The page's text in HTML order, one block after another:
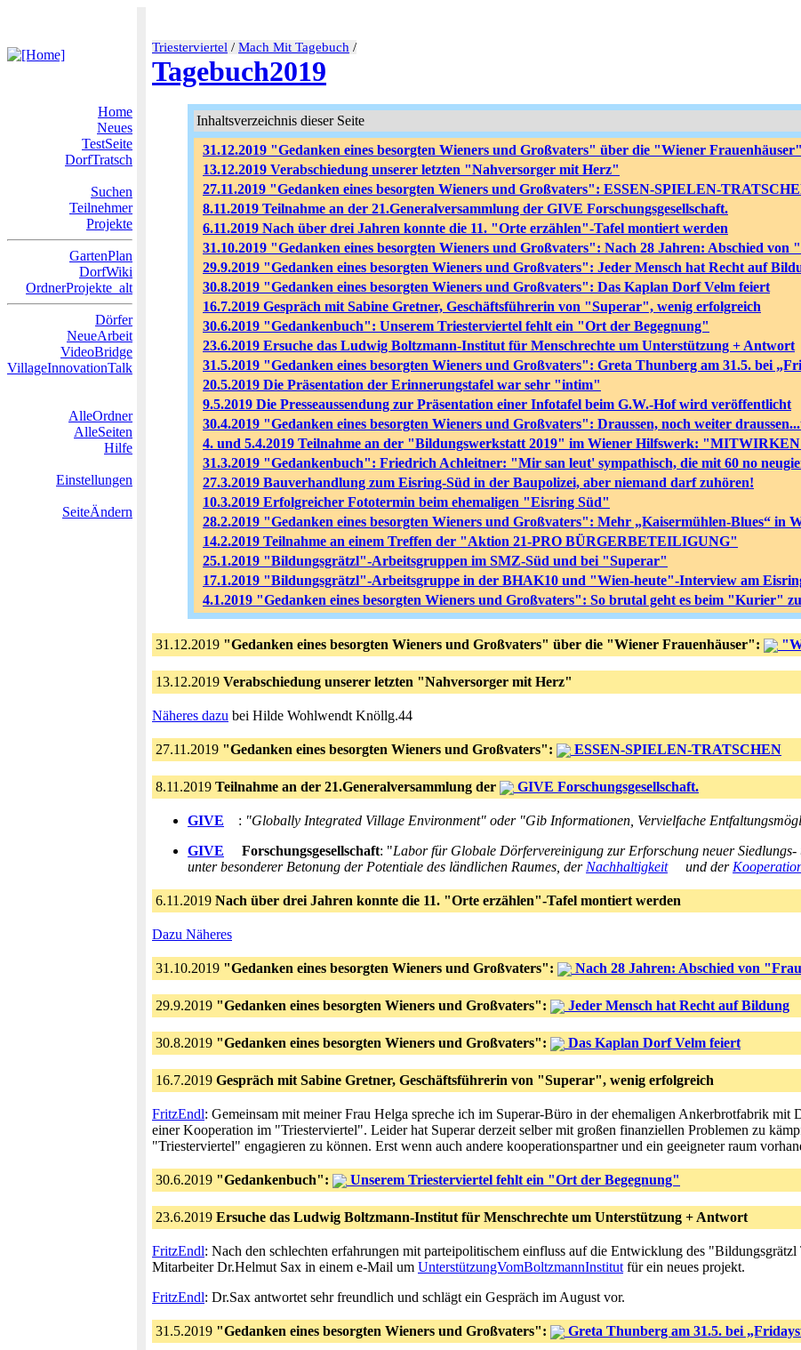
Triesterviertel / Mach Mit Tagebuch /
Tagebuch2019
Home
Neues
TestSeite
DorfTratsch
Suchen
Teilnehmer
Projekte
GartenPlan
DorfWiki
OrdnerProjekte_alt
Dörfer
NeueArbeit
VideoBridge
VillageInnovationTalk
AlleOrdner
AlleSeiten
Hilfe
Einstellungen
SeiteÄndern
Inhaltsverzeichnis dieser Seite
31.12.2019 "Gedanken eines besorgten Wieners und Großvaters" über die "Wiener
13.12.2019 Verabschiedung unserer letzten "Nahversorger mit Herz"
27.11.2019 "Gedanken eines besorgten Wieners und Großvaters": ESSEN-SPIELEN-
8.11.2019 Teilnahme an der 21.Generalversammlung der GIVE Forschungsgesellschaft.
6.11.2019 Nach über drei Jahren konnte die 11. "Orte erzählen"-Tafel montiert werden
31.10.2019 "Gedanken eines besorgten Wieners und Großvaters": Nach 28 Jahren: Abschied
29.9.2019 "Gedanken eines besorgten Wieners und Großvaters": Jeder Mensch hat Recht auf
30.8.2019 "Gedanken eines besorgten Wieners und Großvaters": Das Kaplan Dorf Velm feiert
16.7.2019 Gespräch mit Sabine Gretner, Geschäftsführerin von "Superar", wenig erfolgreich
30.6.2019 "Gedankenbuch": Unserem Triesterviertel fehlt ein "Ort der Begegnung"
23.6.2019 Ersuche das Ludwig Boltzmann-Institut für Menschrechte um Unterstützung + Antwort
31.5.2019 "Gedanken eines besorgten Wieners und Großvaters": Greta Thunberg am 31.5. bei
20.5.2019 Die Präsentation der Erinnerungstafel war sehr "intim"
9.5.2019 Die Presseaussendung zur Präsentation einer Infotafel beim G.W.-Hof wird veröffentlicht
30.4.2019 "Gedanken eines besorgten Wieners und Großvaters": Draussen, noch weiter
4. und 5.4.2019 Teilnahme an der "Bildungswerkstatt 2019" im Wiener Hilfswerk:
31.3.2019 "Gedankenbuch": Friedrich Achleitner: "Mir san leut' sympathisch, die mit 60 no
27.3.2019 Bauverhandlung zum Eisring-Süd in der Baupolizei, aber niemand darf zuhören!
10.3.2019 Erfolgreicher Fototermin beim ehemaligen "Eisring Süd"
28.2.2019 "Gedanken eines besorgten Wieners und Großvaters": Mehr „Kaisermühlen-Blues“ in
14.2.2019 Teilnahme an einem Treffen der "Aktion 21-PRO BÜRGERBETEILIGUNG"
25.1.2019 "Bildungsgrätzl"-Arbeitsgruppen im SMZ-Süd und bei "Superar"
17.1.2019 "Bildungsgrätzl"-Arbeitsgruppe in der BHAK10 und "Wien-heute"-Interview am
4.1.2019 "Gedanken eines besorgten Wieners und Großvaters": So brutal geht es beim "Kurier" zu
31.12.2019 "Gedanken eines besorgten Wieners und Großvaters" über die "Wiener Frauenhäuser":
13.12.2019 Verabschiedung unserer letzten "Nahversorger mit Herz"
Näheres dazu bei Hilde Wohlwendt Knöllg.44
27.11.2019 "Gedanken eines besorgten Wieners und Großvaters": ESSEN-SPIELEN-TRATSCHEN
8.11.2019 Teilnahme an der 21.Generalversammlung der GIVE Forschungsgesellschaft.
GIVE : "Globally Integrated Village Environment" oder "Gib Informationen, Vervielfache
GIVE
Forschungsgesellschaft: "Labor für Globale Dörfervereinigung zur Erforschung neuer
unter besonderer Betonung der Potentiale des ländlichen Raumes, der Nachhaltigkeit und der
6.11.2019 Nach über drei Jahren konnte die 11. "Orte erzählen"-Tafel montiert werden
Dazu Näheres
31.10.2019 "Gedanken eines besorgten Wieners und Großvaters": Nach 28 Jahren: Abschied von
29.9.2019 "Gedanken eines besorgten Wieners und Großvaters": Jeder Mensch hat Recht auf Bildung
30.8.2019 "Gedanken eines besorgten Wieners und Großvaters": Das Kaplan Dorf Velm feiert
16.7.2019 Gespräch mit Sabine Gretner, Geschäftsführerin von "Superar", wenig erfolgreich
FritzEndl: Gemeinsam mit meiner Frau Helga spreche ich im Superar-Büro in der ehemaligen Ankerbrotfabrik
einer Kooperation im "Triesterviertel". Leider hat Superar derzeit selber mit großen finanziellen Problemen zu
"Triesterviertel" engagieren zu können. Erst wenn auch andere kooperationspartner und ein geeigneter raum
30.6.2019 "Gedankenbuch": Unserem Triesterviertel fehlt ein "Ort der Begegnung"
23.6.2019 Ersuche das Ludwig Boltzmann-Institut für Menschrechte um Unterstützung + Antwort
FritzEndl: Nach den schlechten erfahrungen mit parteipolitischem einfluss auf die Entwicklung des
Mitarbeiter Dr.Helmut Sax in einem e-Mail um UnterstützungVomBoltzmannInstitut für ein neues projekt.
FritzEndl: Dr.Sax antwortet sehr freundlich und schlägt ein Gespräch im August vor.
31.5.2019 "Gedanken eines besorgten Wieners und Großvaters": Greta Thunberg am 31.5. bei